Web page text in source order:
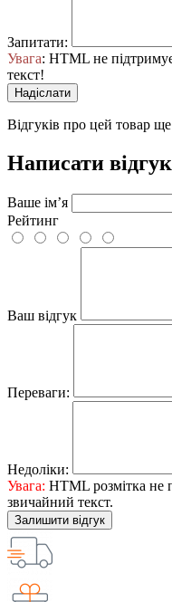
Запитати:
Увага: HTML не
текст!
Надіслати
Відгуків про цей товар
Написати відгук
Ваше ім’я
Рейтинг
Ваш відгук
Переваги:
Недоліки:
Увага: HTML розмітка не
звичайний текст.
Залишити відгук